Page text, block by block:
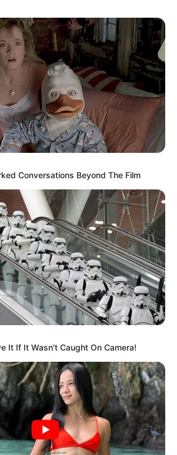
Conversations Beyond The Film
It If It Wasn't Caught On Camera!